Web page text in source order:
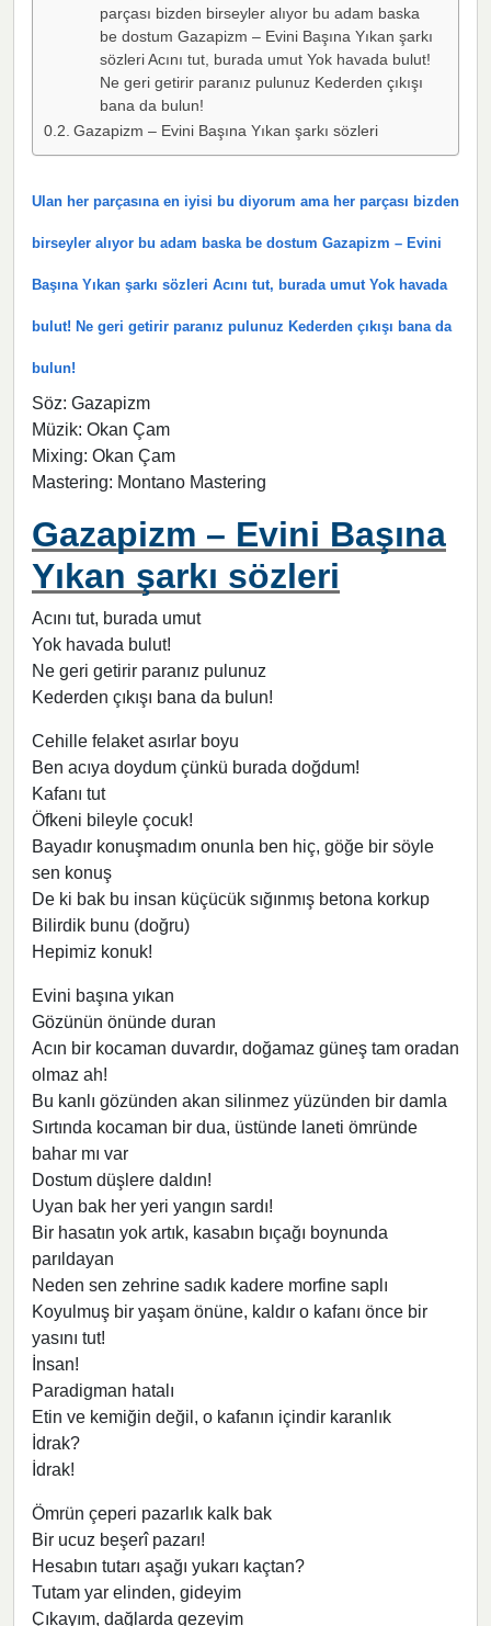
parçası bizden birseyler alıyor bu adam baska
be dostum Gazapizm – Evini Başına Yıkan şarkı
sözleri Acını tut, burada umut Yok havada bulut!
Ne geri getirir paranız pulunuz Kederden çıkışı
bana da bulun!
Gazapizm – Evini Başına Yıkan şarkı sözleri
Ulan her parçasına en iyisi bu diyorum ama her parçası bizden
birseyler alıyor bu adam baska be dostum Gazapizm – Evini
Başına Yıkan şarkı sözleri Acını tut, burada umut Yok havada
bulut! Ne geri getirir paranız pulunuz Kederden çıkışı bana da
bulun!
Söz: Gazapizm
Müzik: Okan Çam
Mixing: Okan Çam
Mastering: Montano Mastering
Gazapizm – Evini Başına
Yıkan şarkı sözleri
Acını tut, burada umut
Yok havada bulut!
Ne geri getirir paranız pulunuz
Kederden çıkışı bana da bulun!
Cehille felaket asırlar boyu
Ben acıya doydum çünkü burada doğdum!
Kafanı tut
Öfkeni bileyle çocuk!
Bayadır konuşmadım onunla ben hiç, göğe bir söyle
sen konuş
De ki bak bu insan küçücük sığınmış betona korkup
Bilirdik bunu (doğru)
Hepimiz konuk!
Evini başına yıkan
Gözünün önünde duran
Acın bir kocaman duvardır, doğamaz güneş tam oradan
olmaz ah!
Bu kanlı gözünden akan silinmez yüzünden bir damla
Sırtında kocaman bir dua, üstünde laneti ömründe
bahar mı var
Dostum düşlere daldın!
Uyan bak her yeri yangın sardı!
Bir hasatın yok artık, kasabın bıçağı boynunda
parıldayan
Neden sen zehrine sadık kadere morfine saplı
Koyulmuş bir yaşam önüne, kaldır o kafanı önce bir
yasını tut!
İnsan!
Paradigman hatalı
Etin ve kemiğin değil, o kafanın içindir karanlık
İdrak?
İdrak!
Ömrün çeperi pazarlık kalk bak
Bir ucuz beşerî pazarı!
Hesabın tutarı aşağı yukarı kaçtan?
Tutam yar elinden, gideyim
Çıkayım, dağlarda gezeyim